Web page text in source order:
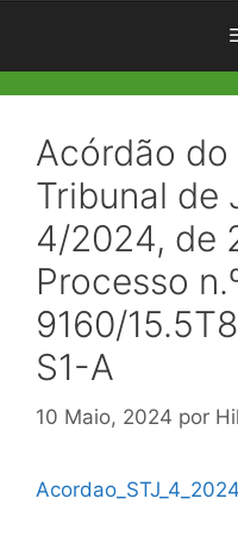
Acórdão do
Tribunal de
4/2024, de
Processo
9160/
S1-A
10 Maio, 2024 por
Acordao_STJ_4_2024